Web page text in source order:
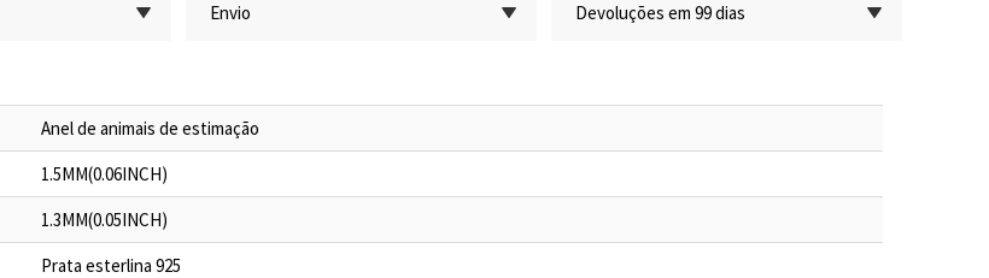
Envio Devoluções em 99 dias
Anel de animais de estimação
1.5MM(0.06INCH)
1.3MM(0.05INCH)
Prata esterlina 925